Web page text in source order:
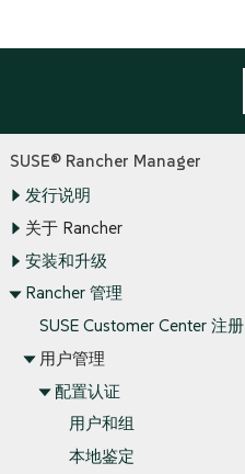
SUSE® Rancher Manager
发行说明
关于 Rancher
安装和升级
Rancher 管理
SUSE Customer Center 注册
用户管理
配置认证
用户和组
本地鉴定